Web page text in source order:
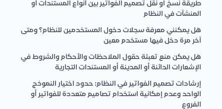
طريقة نسخ أو نقل تصميم الفواتير بين أنواع المستندات أو
المنشآت في النظام
هل يمكنني معرفة سجلات دخول المستخدمين للنظام؟ ومتى
آخر مرة دخل فيها مستخدم معين
هل يمكن منع تعبئة حقول الملاحظات والأحكام والشروط في
الإشعارات الدائنة أو المدينة أو المستندات التجارية
إرشادات تصميم الفواتير في النظام: حدود اختيار النموذج
الواحد وعدم إمكانية استخدام تصاميم متعددة للفواتير أو
الفروع